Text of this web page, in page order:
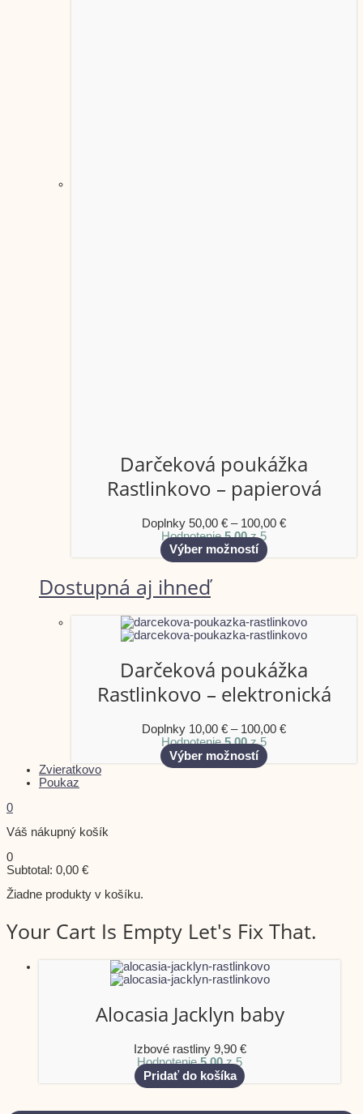
Darčeková poukážka
Rastlinkovo – papierová
Doplnky 50,00 € – 100,00 €
Hodnotenie5.00z 5
Výber možností
Dostupná aj ihneď
Darčeková poukážka
Rastlinkovo – elektronická
Doplnky 10,00 € – 100,00 €
Hodnotenie5.00z 5
Výber možností
Zvieratkovo
Poukaz
0
Váš nákupný košík
0
Subtotal: 0,00 €
Žiadne produkty v košíku.
Your Cart Is Empty Let's Fix That.
Alocasia Jacklyn baby
Izbové rastliny 9,90 €
Hodnotenie5.00z 5
Pridať do košíka